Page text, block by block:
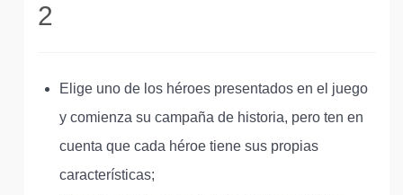
2
Elige uno de los héroes presentados en el juego
y comienza su campaña de historia, pero ten en
cuenta que cada héroe tiene sus propias
características;